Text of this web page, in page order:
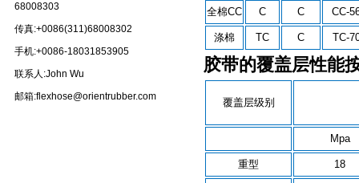
68008303
传真:+0086(311)68008302
手机:+0086-18031853905
联系人:John Wu
邮箱:flexhose@orientrubber.com
全棉CC C C CC-
涤棉 TC C TC-
胶带的覆盖层性能
覆盖层级别
Mpa
重型 18